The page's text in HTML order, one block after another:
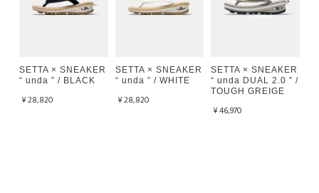
SETTA × SNEAKER
“ unda ” / BLACK
¥28,820
SETTA × SNEAKER
“ unda ” / WHITE
¥28,820
SETTA × SNEAKER
“ unda DUAL 2.0 ” /
TOUGH GREIGE
¥46,970